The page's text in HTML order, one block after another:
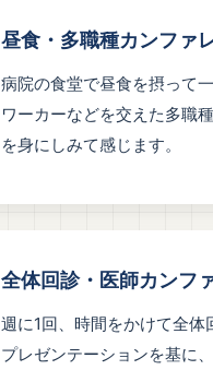
昼食・多職種カンファ
病院の食堂で昼食を摂って
ワーカーなどを交えた多職
を身にしみて感じます。
全体回診・医師カンフ
週に1回、時間をかけて全
プレゼンテーションを基に